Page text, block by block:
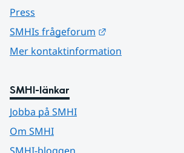
Press
SMHIs frågeforum
Mer kontaktinformation
SMHI-länkar
Jobba på SMHI
Om SMHI